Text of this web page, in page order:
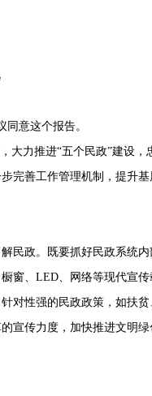
意这个报告。
大力推进“五个民政”建设，
完善工作管理机制，提升
民政。既要抓好民政系统
窗、 LED、网络等现代宣
对性强的民政政策，如扶贫
宣传力度，加快推进文明